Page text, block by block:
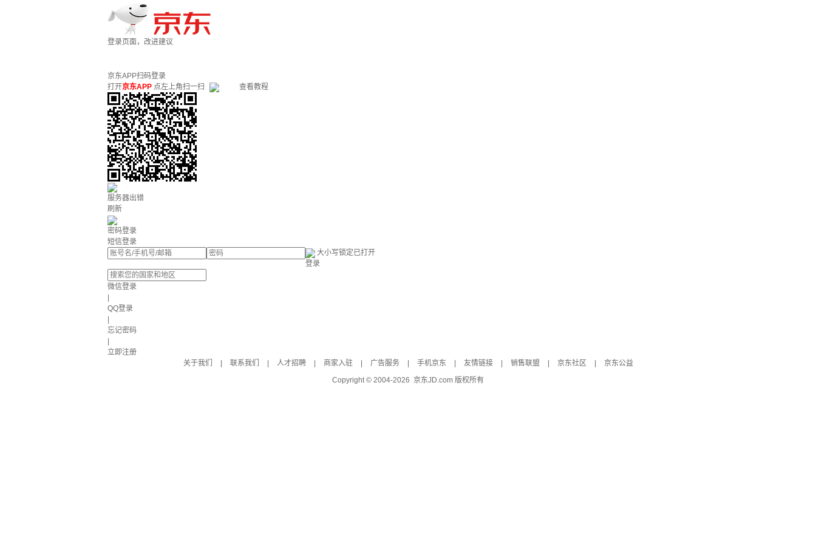
登录页面，改进建议
京东APP扫码登录
打开京东APP 点左上角扫一扫 查看教程
服务器出错
刷新
密码登录
短信登录
大小写锁定已打开
登录
微信登录
QQ登录
忘记密码
立即注册
关于我们
联系我们 人才招聘 商家入驻 广告服务 手机京东 友情链接 销售联盟 京东社区
京东公益
Copyright © 2004-2026 京东JD.com 版权所有